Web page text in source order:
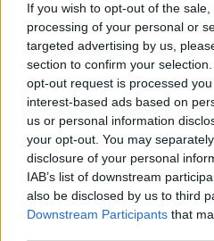
If you wish to opt-out of the
processing of your personal or
targeted advertising by us,
section to confirm your
opt-out request is processed
interest-based ads based on
us or personal information
your opt-out. You may
disclosure of your personal
IAB’s list of downstream
also be disclosed by us to third
Downstream Participants that